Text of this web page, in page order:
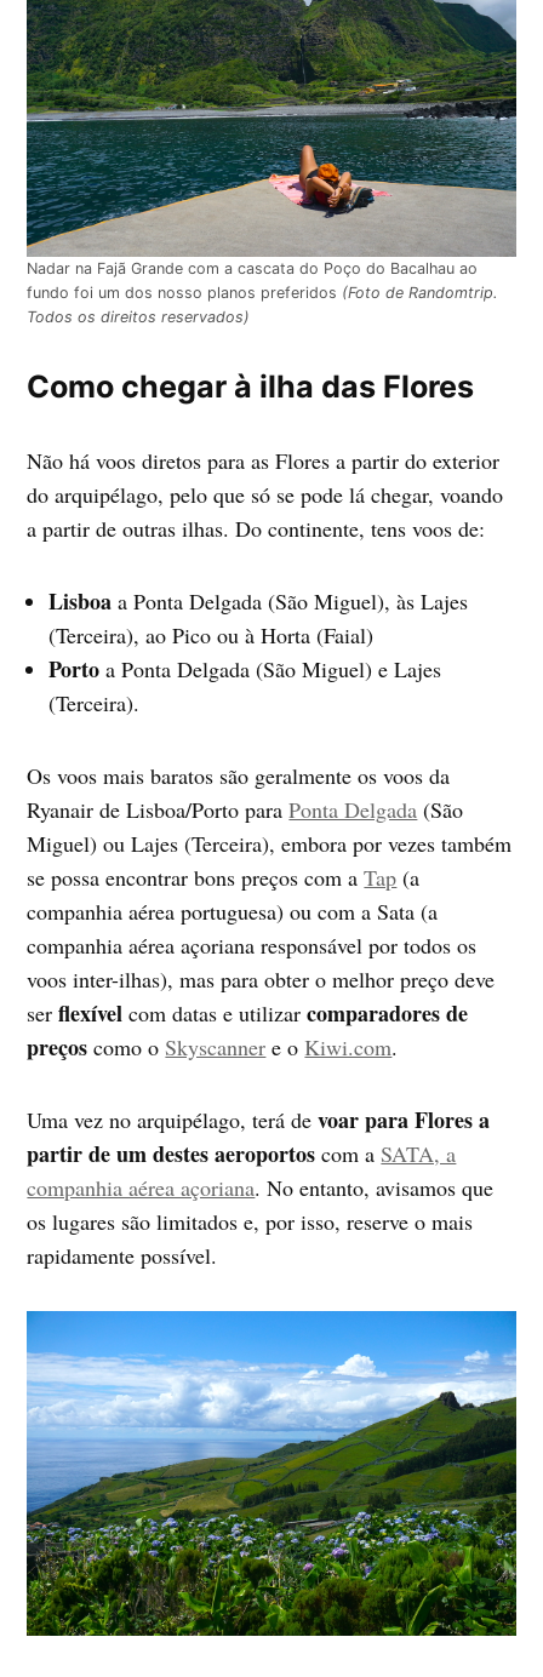
Nadar na Fajã Grande com a cascata do Poço do Bacalhau ao
fundo foi um dos nosso planos preferidos (Foto de Randomtrip.
Todos os direitos reservados)
Como chegar à ilha das Flores
Não há voos diretos para as Flores a partir do exterior
do arquipélago, pelo que só se pode lá chegar, voando
a partir de outras ilhas. Do continente, tens voos de:
Lisboaa Ponta Delgada (São Miguel), às Lajes
(Terceira), ao Pico ou à Horta (Faial)
Porto a Ponta Delgada (São Miguel) e Lajes
(Terceira).
Os voos mais baratos são geralmente os voos da
Ryanair de Lisboa/Porto paraPonta Delgada (São
Miguel) ou Lajes (Terceira), embora por vezes também
se possa encontrar bons preços com aTap (a
companhia aérea portuguesa) ou com a Sata (a
companhia aérea açoriana responsável por todos os
voos inter-ilhas), mas para obter o melhor preço deve
serflexível com datas e utilizarcomparadores de
preços como o Skyscanner e o Kiwi.com.
Uma vez no arquipélago, terá devoar para Flores a
partir de um destes aeroportos com a SATA, a
companhia aérea açoriana. No entanto, avisamos que
os lugares são limitados e, por isso, reserve o mais
rapidamente possível.